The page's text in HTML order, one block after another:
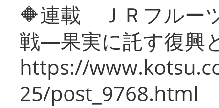
🔶連載 ＪＲフルー
戦―果実に託す復興
https://
25/post_9768.html